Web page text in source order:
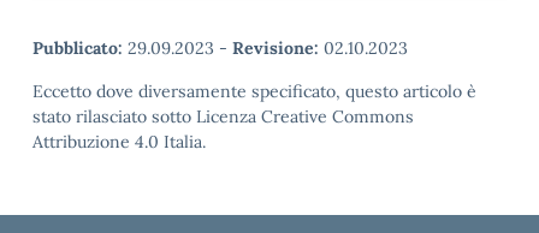
Pubblicato: 29.09.2023 - Revisione: 02.10.2023
Eccetto dove diversamente specificato, questo articolo è
stato rilasciato sotto Licenza Creative Commons
Attribuzione 4.0 Italia.